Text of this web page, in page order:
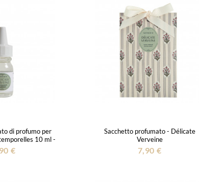
di profumo per
10 ml -
Verveine
€
Sacchetto profumato - Délicate
Verveine
7,90 €